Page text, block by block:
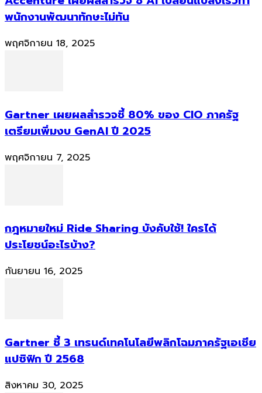
พนักงานพัฒนาทักษะไม่ทัน
พฤศจิกายน 18, 2025
Gartner เผยผลสำรวจชี้ 80% ของ CIO ภาครัฐ
เตรียมเพิ่มงบ GenAI ปี 2025
พฤศจิกายน 7, 2025
กฎหมายใหม่ Ride Sharing บังคับใช้! ใครได้
ประโยชน์อะไรบ้าง?
กันยายน 16, 2025
Gartner ชี้ 3 เทรนด์เทคโนโลยีพลิกโฉมภาครัฐเอเชีย
แปซิฟิก ปี 2568
สิงหาคม 30, 2025